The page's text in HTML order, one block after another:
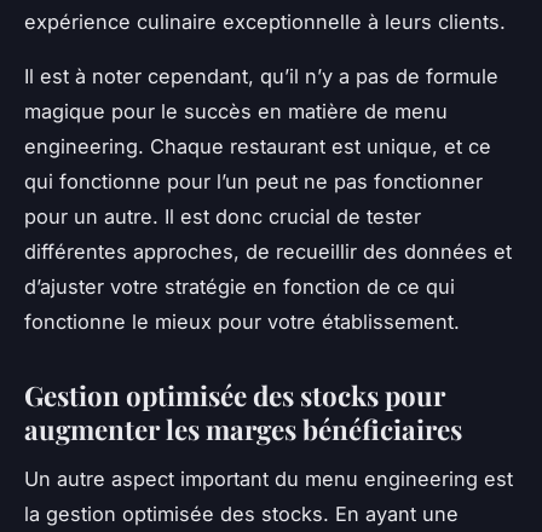
expérience culinaire exceptionnelle à leurs clients.
Il est à noter cependant, qu’il n’y a pas de formule
magique pour le succès en matière de menu
engineering. Chaque restaurant est unique, et ce
qui fonctionne pour l’un peut ne pas fonctionner
pour un autre. Il est donc crucial de tester
différentes approches, de recueillir des données et
d’ajuster votre stratégie en fonction de ce qui
fonctionne le mieux pour votre établissement.
Gestion optimisée des stocks pour
augmenter les marges bénéficiaires
Un autre aspect important du menu engineering est
la gestion optimisée des stocks. En ayant une